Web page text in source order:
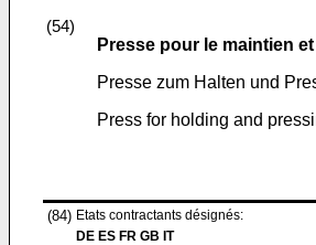
(54)
Presse pour le maintien
Presse zum Halten und
Press for holding and
(84) Etats contractants désignés:
DE ES FR GB IT